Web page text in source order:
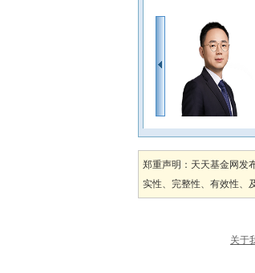
郑重声明：天天基金网发
实性、完整性、有效性、
关于